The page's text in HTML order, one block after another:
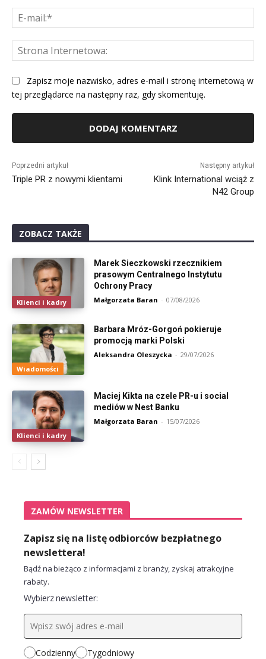
Zapisz moje nazwisko, adres e-mail i stronę internetową w
tej przeglądarce na następny raz, gdy skomentuję.
Poprzedni artykuł
Triple PR z nowymi klientami
Następny artykuł
Klink International wciąż z
N42 Group
ZOBACZ TAKŻE
Klienci i kadry
Marek Sieczkowski rzecznikiem
prasowym Centralnego Instytutu
Ochrony Pracy
Małgorzata Baran - 07/08/2026
Wiadomości
Barbara Mróz-Gorgoń pokieruje
promocją marki Polski
Aleksandra Oleszycka - 29/07/2026
Klienci i kadry
Maciej Kikta na czele PR-u i social
mediów w Nest Banku
Małgorzata Baran - 15/07/2026
ZAMÓW NEWSLETTER
Zapisz się na listę odbiorców bezpłatnego
newslettera!
Bądź na bieżąco z informacjami z branży, zyskaj atrakcyjne
rabaty.
Wybierz newsletter:
Codzienny Tygodniowy